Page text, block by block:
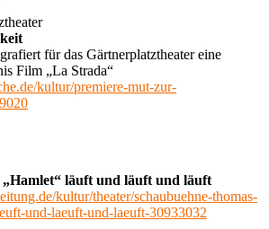
für das Gärtnerplatztheater eine
Film „La Strada“
kultur/premiere-mut-zur-
„Hamlet“ läuft und läuft und läuft
kultur/theater/schaubuehne-thomas-
und-laeuft-und-laeuft-30933032